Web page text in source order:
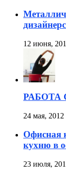
12 июня,
24 мая, 2012
Офисная
кухню в
23 июля,